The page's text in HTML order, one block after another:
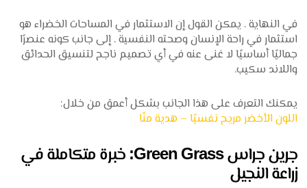
في النهاية . يمكن القول إن الاستثمار في المساحات الخضراء هو
استثمار في راحة الإنسان وصحته النفسية . إلى جانب كونه عنصرًا
جماليًا أساسيًا لا غنى عنه في أي تصميم ناجح لتنسيق الحدائق
واللاند سكيب.
يمكنك التعرف على هذا الجانب بشكل أعمق من خلال:
اللون الأخضر مريح نفسيًا – هدية منّا
جرين جراس Green Grass: خبرة متكاملة في
زراعة النجيل